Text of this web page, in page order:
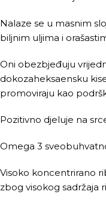
Nalaze se u masnim
biljnim uljima i
Oni obezbjeđuju
dokozaheksaensku
promoviraju kao
Pozitivno djeluje na
Omega 3
Visoko koncentrirano
zbog visokog sadržaja